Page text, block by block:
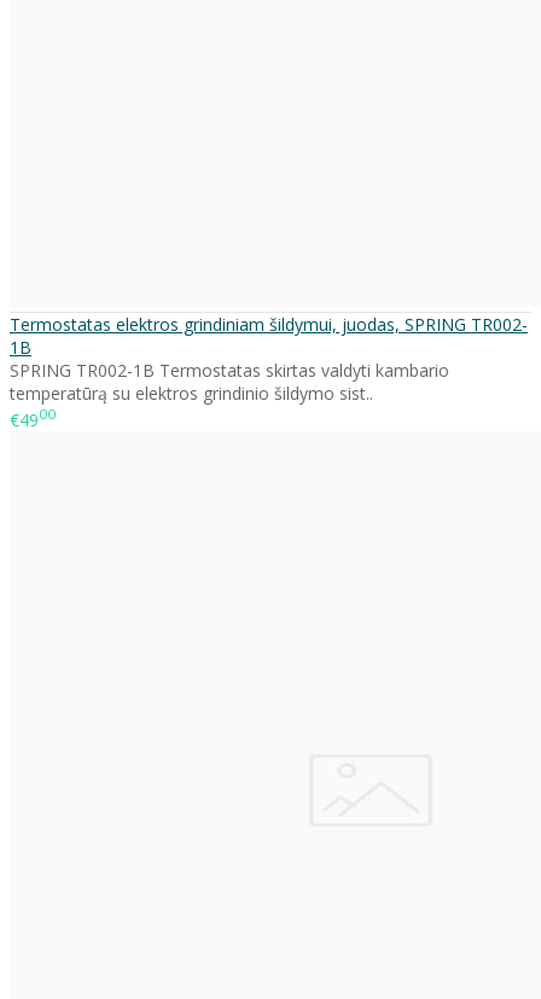
Termostatas elektros grindiniam šildymui, juodas, SPRING TR002-
1B
SPRING TR002-1B Termostatas skirtas valdyti kambario
temperatūrą su elektros grindinio šildymo sist..
€4900